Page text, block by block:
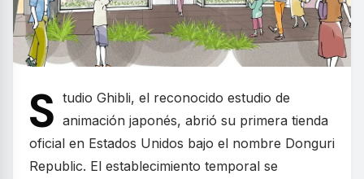
S tudio Ghibli, el reconocido estudio de
animación japonés, abrió su primera tienda
oficial en Estados Unidos bajo el nombre Donguri
Republic. El establecimiento temporal se